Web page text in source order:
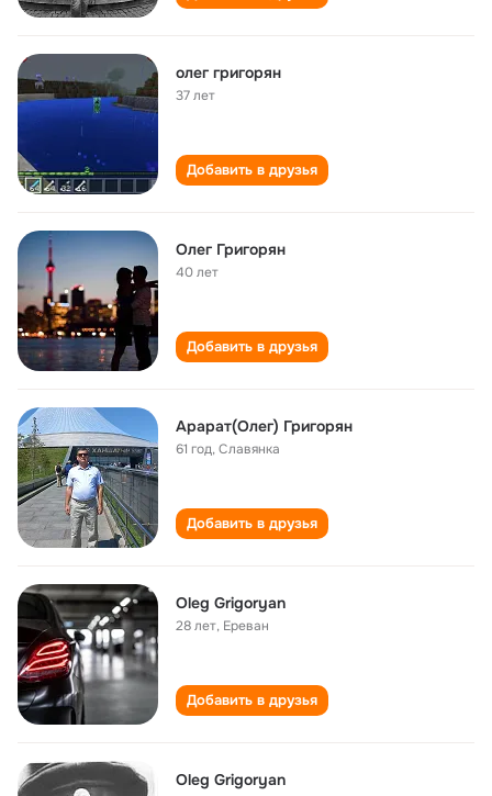
олег григорян
37 лет
Добавить в друзья
Олег Григорян
40 лет
Добавить в друзья
Арарат(Олег) Григорян
61 год,Славянка
Добавить в друзья
Oleg Grigoryan
28 лет, Ереван
Добавить в друзья
Oleg Grigoryan